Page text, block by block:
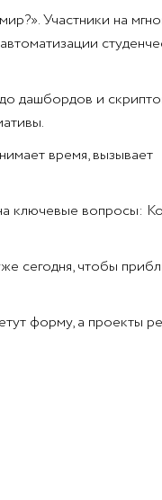
Участники на
дашбордов и
время, вызывает
ключевые вопросы:
сегодня, чтобы
форму, а проекты